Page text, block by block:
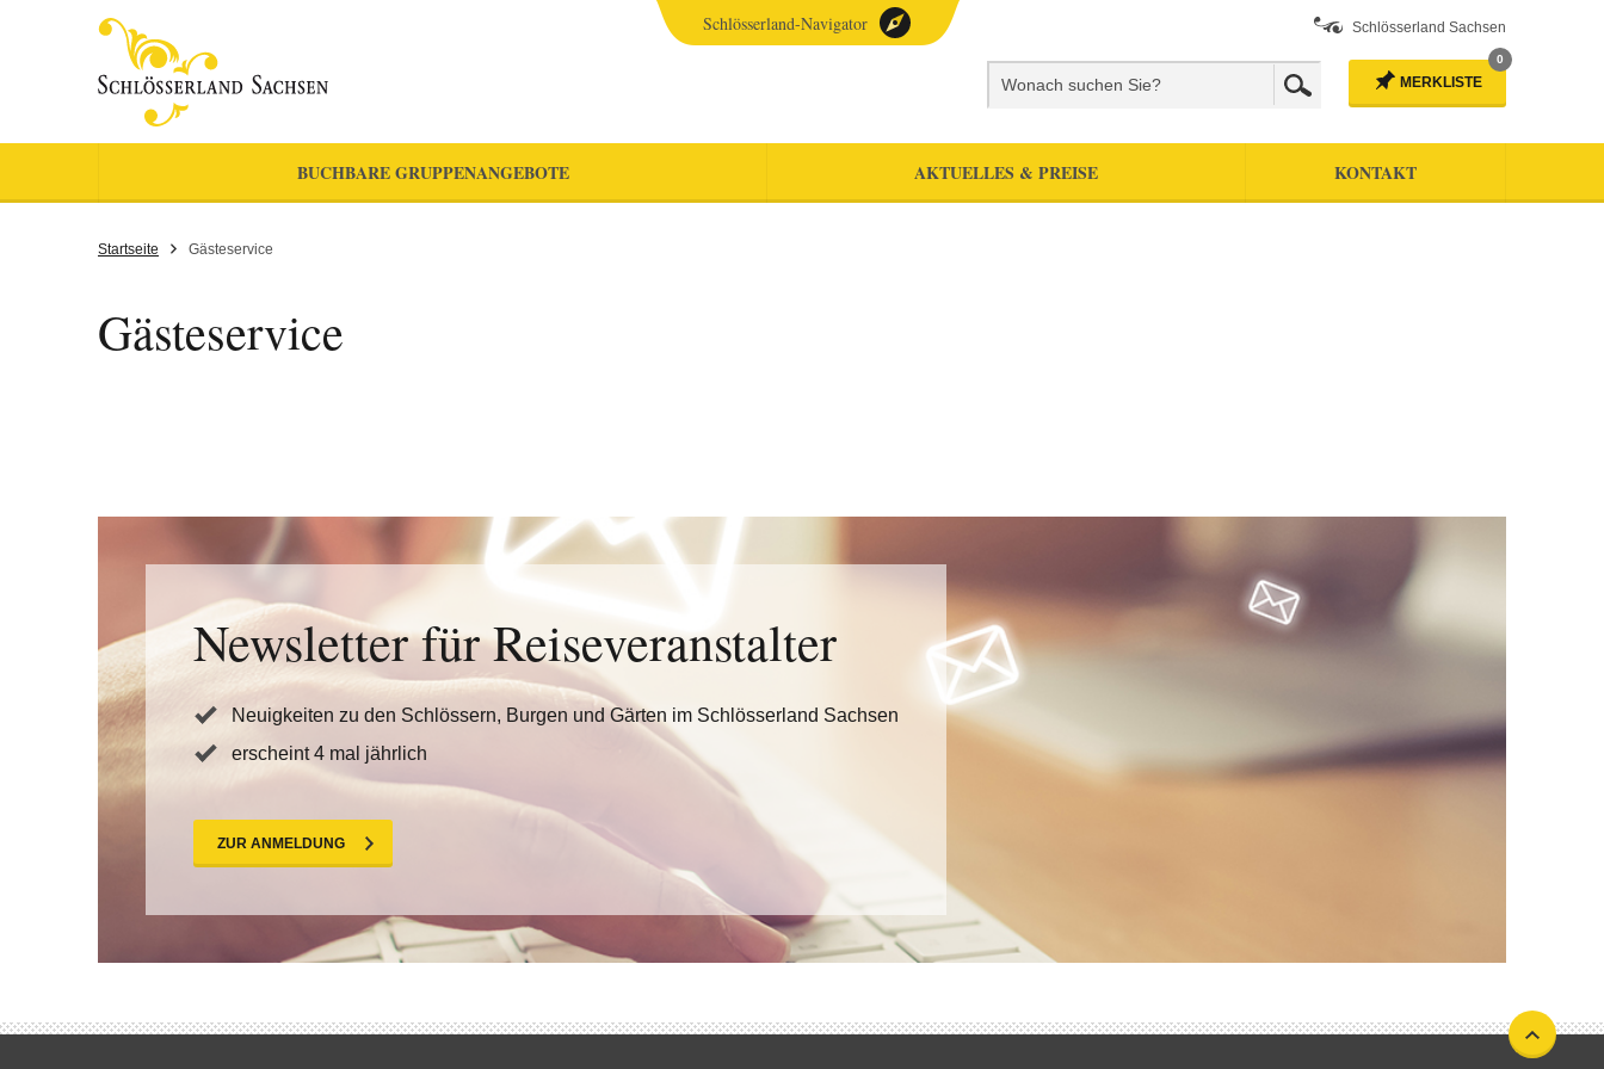
Schlösserland Sachsen
MERKLISTE
0
BUCHBARE GRUPPENANGEBOTE AKTUELLES & PREISE KONTAKT
Schlösserland-Navigator
Startseite Gästeservice
Gästeservice
Newsletter für Reiseveranstalter
Neuigkeiten zu den Schlössern, Burgen und Gärten im Schlösserland Sachsen
erscheint 4 mal jährlich
ZUR ANMELDUNG